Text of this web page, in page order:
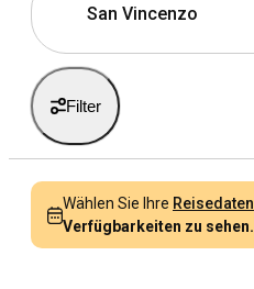
San Vincenzo
Filter
Wählen Sie Ihre Reisedaten
Verfügbarkeiten zu sehen.